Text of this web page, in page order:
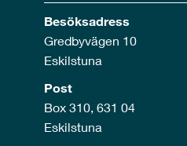
Besöksadress
Gredbyvägen 10
Eskilstuna
Post
Box 310, 631 04
Eskilstuna